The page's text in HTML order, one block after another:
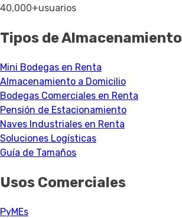
40,000+usuarios
Tipos de Almacenamiento
Mini Bodegas en Renta
Almacenamiento a Domicilio
Bodegas Comerciales en Renta
Pensión de Estacionamiento
Naves Industriales en Renta
Soluciones Logísticas
Guía de Tamaños
Usos Comerciales
PyMEs